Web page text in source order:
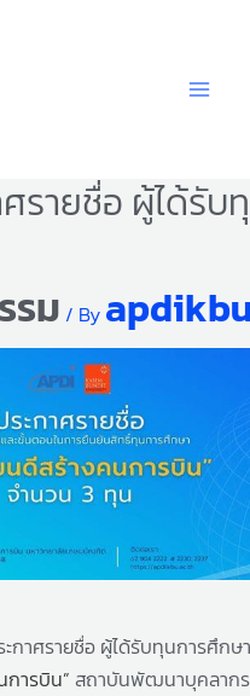
ศรายชื่อ ผู้ได้รับ
รม / By
ะกาศรายชื่อ ผู้ได้รับทุนการศึก
การบิน” สถาบันพัฒนาบุคลาก